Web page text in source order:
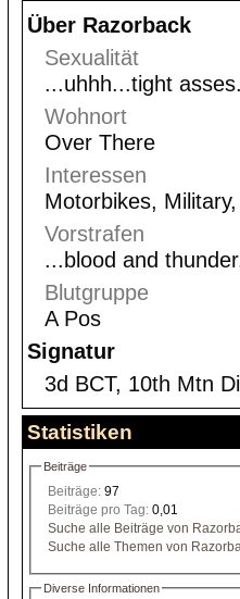
Über Razorback
Sexualität
...uhhh...tight
Wohnort
Over There
Interessen
Motorbikes,
Vorstrafen
...blood and
Blutgruppe
A Pos
Signatur
3d BCT, 10th Mtn
Statistiken
Beiträge
Beiträge: 97
Beiträge pro Tag: 0,01
Suche alle Beiträge von
Suche alle Themen von
Diverse Informationen